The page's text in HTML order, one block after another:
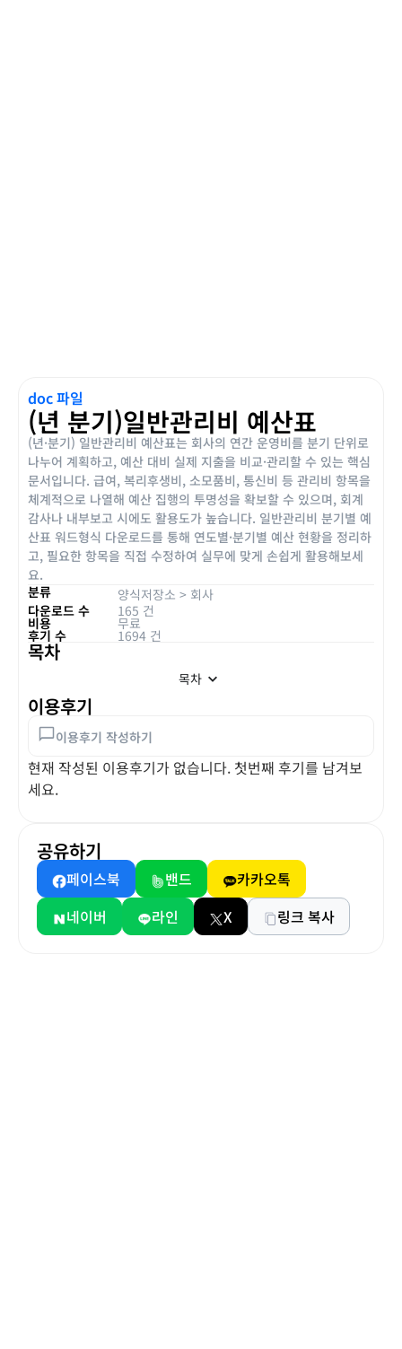
doc 파일
(년 분기)일반관리비 예산표
(년·분기) 일반관리비 예산표는 회사의 연간 운영비를 분기 단위로
나누어 계획하고, 예산 대비 실제 지출을 비교·관리할 수 있는 핵심
문서입니다. 급여, 복리후생비, 소모품비, 통신비 등 관리비 항목을
체계적으로 나열해 예산 집행의 투명성을 확보할 수 있으며, 회계
감사나 내부보고 시에도 활용도가 높습니다. 일반관리비 분기별 예
산표 워드형식 다운로드를 통해 연도별·분기별 예산 현황을 정리하
고, 필요한 항목을 직접 수정하여 실무에 맞게 손쉽게 활용해보세
요.
분류
양식저장소 > 회사
다운로드 수
165 건
비용 무료
후기 수 1694 건
목차
목차
이용후기
이용후기 작성하기
현재 작성된 이용후기가 없습니다. 첫번째 후기를 남겨보
세요.
공유하기
페이스북 밴드
카카오톡
네이버
라인 X 링크 복사